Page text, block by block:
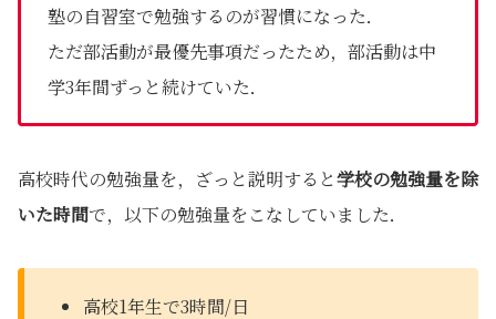
塾の自習室で勉強するのが習慣になった．
ただ部活動が最優先事項だったため，部活動は中
学3年間ずっと続けていた．
高校時代の勉強量を，ざっと説明すると学校の勉強量を除
いた時間で，以下の勉強量をこなしていました．
高校1年生で3時間/日